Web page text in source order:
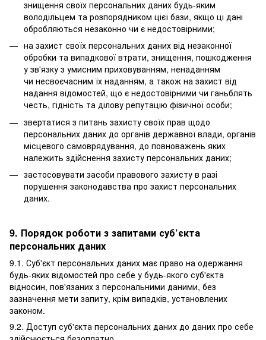
знищення своїх персональних даних будь-яким
володільцем та розпорядником цієї бази, якщо ці дані
обробляються незаконно чи є недостовірними;
на захист своїх персональних даних від незаконної
обробки та випадкової втрати, знищення, пошкодження
у зв'язку з умисним приховуванням, ненаданням
чи несвоєчасним їх наданням, а також на захист від
надання відомостей, що є недостовірними чи ганьблять
честь, гідність та ділову репутацію фізичної особи;
звертатися з питань захисту своїх прав щодо
персональних даних до органів державної влади, органів
місцевого самоврядування, до повноважень яких
належить здійснення захисту персональних даних;
застосовувати засоби правового захисту в разі
порушення законодавства про захист персональних
даних.
9. Порядок роботи з запитами суб’єкта
персональних даних
9.1. Суб'єкт персональних даних має право на одержання
будь-яких відомостей про себе у будь-якого суб'єкта
відносин, пов'язаних з персональними даними, без
зазначення мети запиту, крім випадків, установлених
законом.
9.2. Доступ суб'єкта персональних даних до даних про себе